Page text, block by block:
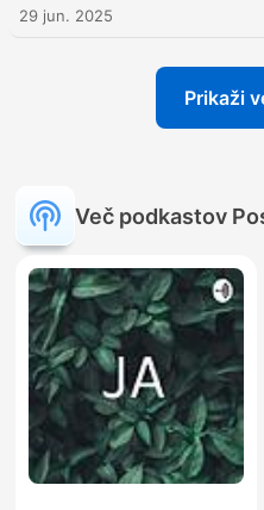
29 jun. 2025
Prikaži
Več podkastov